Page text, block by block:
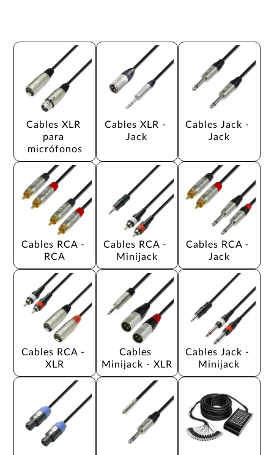
Cables XLR
para
micrófonos
Cables XLR -
Jack
Cables Jack -
Jack
Cables RCA -
RCA
Cables RCA -
Minijack
Cables RCA -
Jack
Cables RCA -
XLR
Cables
Minijack - XLR
Cables Jack -
Minijack